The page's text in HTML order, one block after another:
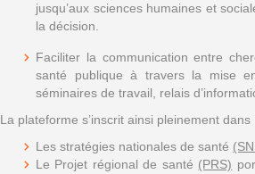
jusqu’aux sciences humaines et
la décision.
Faciliter la communication entre
santé publique à travers la mise
séminaires de travail, relais
La plateforme s’inscrit ainsi pleinement dans
Les stratégies nationales de santé
Le Projet régional de santé (PRS)